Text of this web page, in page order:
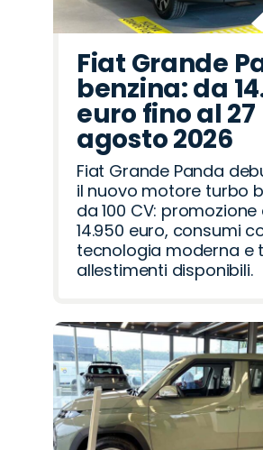
Fiat Grande
benzina: da
euro fino al 27
agosto 2026
Fiat Grande Panda
il nuovo motore turbo
da 100 CV: promozione
14.950 euro, consumi
tecnologia moderna e
allestimenti disponibili.